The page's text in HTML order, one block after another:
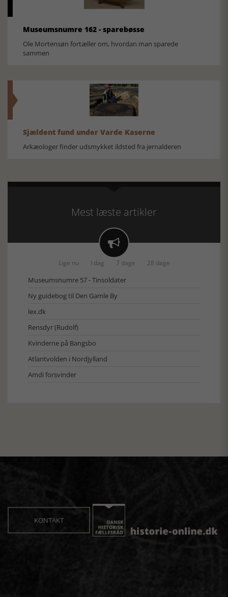
Museumsnumre 162 - sparebøsse
Ole Mortensøn fortæller om, hvordan man sparede
sammen
Sjældent fund under Varde Kaserne
Arkæologer finder udsmykket ildsted fra jernalderen
Mest læste artikler

Lige nu I dag 7 dage 28 dage
Museumsnumre 57 - Tinsoldater
Ny guidebog til Den Gamle By
lex.dk
Rensdyr (Rudolf)
Kvinderne på Bangsbo
Atlantvolden i Nordjylland
Amdi forsvinder
KONTAKT